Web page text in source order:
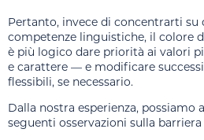
Pertanto, invece di concentrarti su
competenze linguistiche, il colore
è più logico dare priorità ai valori
e carattere — e modificare
flessibili, se necessario.
Dalla nostra esperienza, possiamo
seguenti osservazioni sulla